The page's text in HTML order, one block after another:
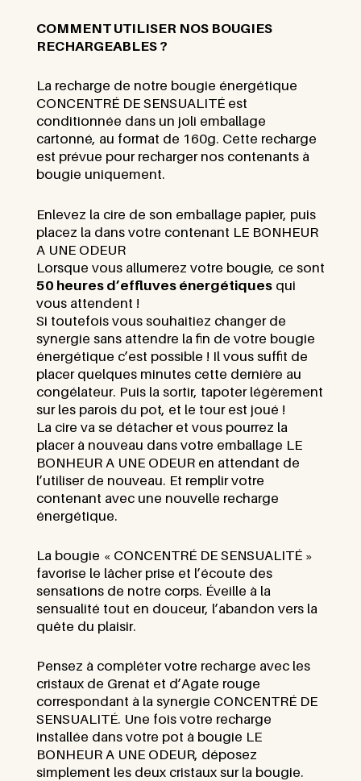
COMMENT UTILISER NOS BOUGIES
RECHARGEABLES ?
La recharge de notre bougie énergétique
CONCENTRÉ DE SENSUALITÉ est
conditionnée dans un joli emballage
cartonné, au format de 160g. Cette recharge
est prévue pour recharger nos contenants à
bougie uniquement.
Enlevez la cire de son emballage papier, puis
placez la dans votre contenant LE BONHEUR
A UNE ODEUR
Lorsque vous allumerez votre bougie, ce sont
50 heures d’effluves énergétiques qui
vous attendent !
Si toutefois vous souhaitiez changer de
synergie sans attendre la fin de votre bougie
énergétique c’est possible ! Il vous suffit de
placer quelques minutes cette dernière au
congélateur. Puis la sortir, tapoter légèrement
sur les parois du pot, et le tour est joué !
La cire va se détacher et vous pourrez la
placer à nouveau dans votre emballage LE
BONHEUR A UNE ODEUR en attendant de
l’utiliser de nouveau. Et remplir votre
contenant avec une nouvelle recharge
énergétique.
La bougie « CONCENTRÉ DE SENSUALITÉ »
favorise le lâcher prise et l’écoute des
sensations de notre corps. Éveille à la
sensualité tout en douceur, l’abandon vers la
quête du plaisir.
Pensez à compléter votre recharge avec les
cristaux de Grenat et d’Agate rouge
correspondant à la synergie CONCENTRÉ DE
SENSUALITÉ. Une fois votre recharge
installée dans votre pot à bougie LE
BONHEUR A UNE ODEUR, déposez
simplement les deux cristaux sur la bougie.